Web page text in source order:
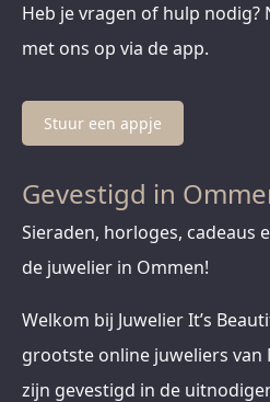
Heb je vragen of hulp nodig?
met ons op via de app.
Stuur een appje
Gevestigd in
Sieraden, horloges, cadeaus
de juwelier in Ommen!
Welkom bij Juwelier It’s
grootste online juweliers van
zijn gevestigd in de